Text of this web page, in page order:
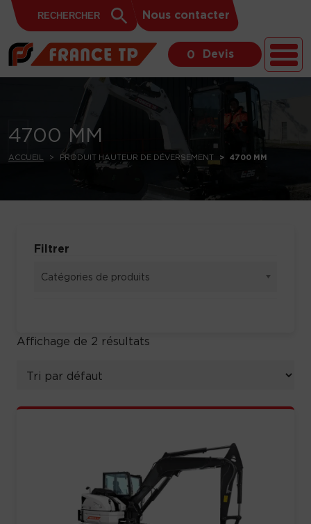
Skip to content
for:
Search
Button
Nous contacter
0 Devis
4700 MM
ACCUEIL PRODUIT HAUTEUR DE DÉVERSEMENT 4700 MM
Filtrer
Catégories de produits
Affichage de 2 résultats